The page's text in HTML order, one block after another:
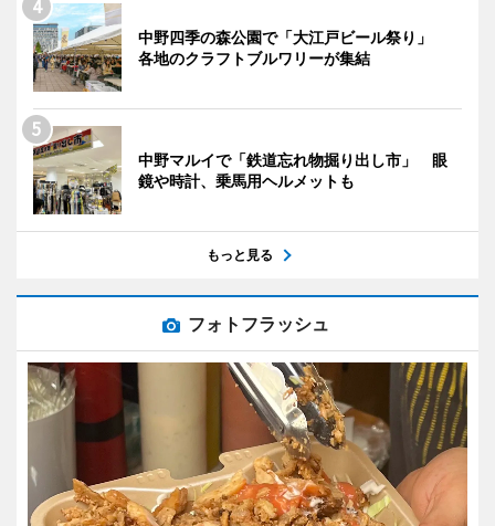
中野四季の森公園で「大江戸ビール祭り」
各地のクラフトブルワリーが集結
中野マルイで「鉄道忘れ物掘り出し市」 眼
鏡や時計、乗馬用ヘルメットも
もっと見る
フォトフラッシュ